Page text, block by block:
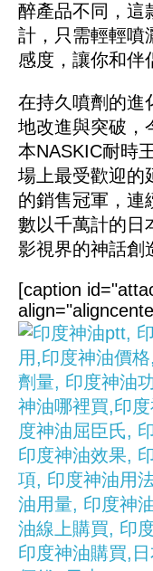
醉產品不同，這
計，只需輕輕噴
感度，讓你和伴
在持久噴劑的進
地改進與突破，
本NASKIC耐時
場上最受歡迎的
的銷售冠軍，連
數以千萬計的日
影視界的神話創
[caption